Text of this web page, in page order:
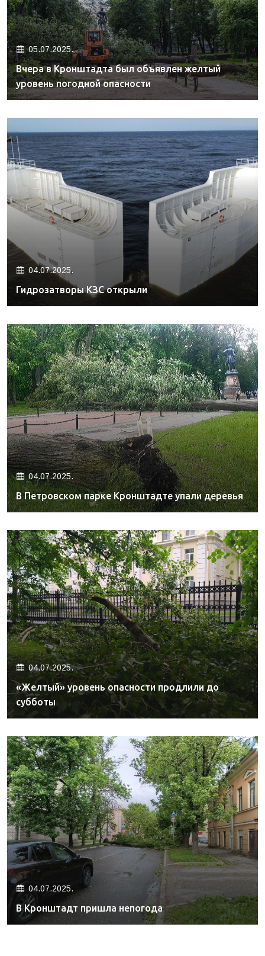
05.07.2025.
Вчера в Кронштадта был объявлен желтый
уровень погодной опасности
04.07.2025.
Гидрозатворы КЗС открыли
04.07.2025.
В Петровском парке Кронштадте упали деревья
04.07.2025.
«Желтый» уровень опасности продлили до
субботы
04.07.2025.
В Кронштадт пришла непогода